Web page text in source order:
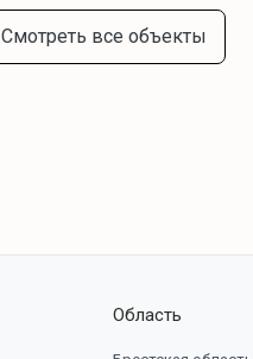
Смотреть все объекты
Область